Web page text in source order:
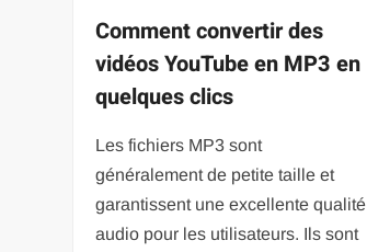
Comment convertir des
vidéos YouTube en MP3 en
quelques clics
Les fichiers MP3 sont
généralement de petite taille et
garantissent une excellente qualité
audio pour les utilisateurs. Ils sont